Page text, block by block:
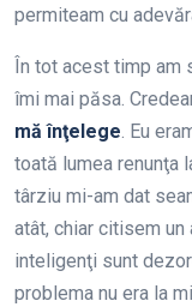
permiteam cu
În tot acest timp am
îmi mai păsa.
mă înţelege. Eu
toată lumea renunţa
târziu mi-am dat
atât, chiar citisem
inteligenţi sunt
problema nu era la